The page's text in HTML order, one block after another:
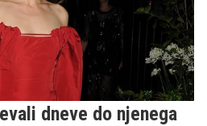
dneve do njenega